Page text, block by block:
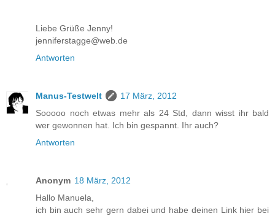
Liebe Grüße Jenny!
jenniferstagge@web.de
Antworten
Manus-Testwelt
17 März, 2012
Sooooo noch etwas mehr als 24 Std, dann wisst ihr bald
wer gewonnen hat. Ich bin gespannt. Ihr auch?
Antworten
Anonym 18 März, 2012
Hallo Manuela,
ich bin auch sehr gern dabei und habe deinen Link hier bei